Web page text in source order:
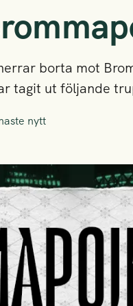
borta mot
tagit ut följande
nytt